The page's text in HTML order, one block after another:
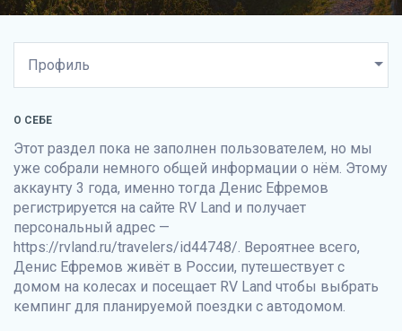
О СЕБЕ
Этот раздел пока не заполнен пользователем, но мы
уже собрали немного общей информации о нём. Этому
аккаунту 3 года, именно тогда Денис Ефремов
регистрируется на сайте RV Land и получает
персональный адрес —
https://rvland.ru/travelers/id44748/. Вероятнее всего,
Денис Ефремов живёт в России, путешествует с
домом на колесах и посещает RV Land чтобы выбрать
кемпинг для планируемой поездки с автодомом.